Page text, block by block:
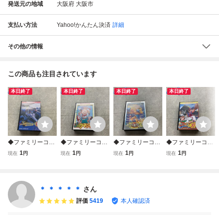
発送元の地域 大阪府 大阪市
支払い方法 Yahoo!かんたん決済 詳細
その他の情報
この商品も注目されています
本日終了
◆ファミリーコン
ピューター/ファミ
現在 1円
本日終了
◆ファミリーコン
ピューター/ファミ
現在 1円
本日終了
◆ファミリーコン
ピューター/ファミ
現在 1円
本日終了
◆ファミリーコン
ピューター/ファミ
現在 1円
＊ ＊ ＊ ＊ ＊ さん
評価 5419 本人確認済